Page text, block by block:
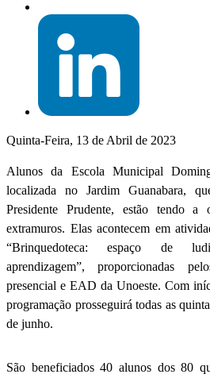
Quinta-Feira, 13 de Abril de 2023
Alunos da Escola Municipal
localizada no Jardim Guanabara,
Presidente Prudente, estão tendo a
extramuros. Elas acontecem em
“Brinquedoteca: espaço de
aprendizagem”, proporcionadas
presencial e EAD da Unoeste. Com
programação prosseguirá todas as
de junho.
São beneficiados 40 alunos dos 80